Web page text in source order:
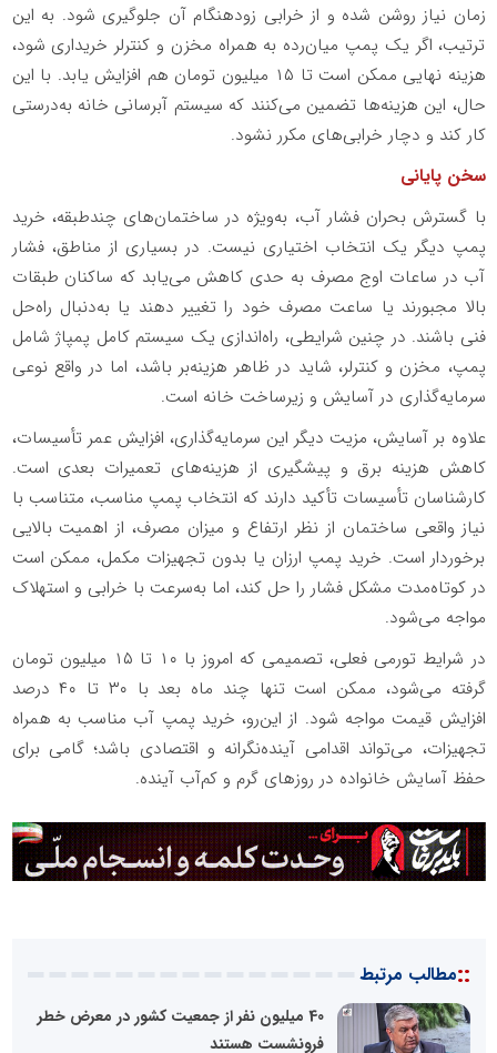
زمان نیاز روشن شده و از خرابی زودهنگام آن جلوگیری شود. به این
ترتیب، اگر یک پمپ میان‌رده به همراه مخزن و کنترلر خریداری شود،
هزینه نهایی ممکن است تا ۱۵ میلیون تومان هم افزایش یابد. با این
حال، این هزینه‌ها تضمین می‌کنند که سیستم آبرسانی خانه به‌درستی
کار کند و دچار خرابی‌های مکرر نشود.
سخن پایانی
با گسترش بحران فشار آب، به‌ویژه در ساختمان‌های چندطبقه، خرید
پمپ دیگر یک انتخاب اختیاری نیست. در بسیاری از مناطق، فشار
آب در ساعات اوج مصرف به حدی کاهش می‌یابد که ساکنان طبقات
بالا مجبورند یا ساعت مصرف خود را تغییر دهند یا به‌دنبال راه‌حل
فنی باشند. در چنین شرایطی، راه‌اندازی یک سیستم کامل پمپاژ شامل
پمپ، مخزن و کنترلر، شاید در ظاهر هزینه‌بر باشد، اما در واقع نوعی
سرمایه‌گذاری در آسایش و زیرساخت خانه است.
علاوه بر آسایش، مزیت دیگر این سرمایه‌گذاری، افزایش عمر تأسیسات،
کاهش هزینه برق و پیشگیری از هزینه‌های تعمیرات بعدی است.
کارشناسان تأسیسات تأکید دارند که انتخاب پمپ مناسب، متناسب با
نیاز واقعی ساختمان از نظر ارتفاع و میزان مصرف، از اهمیت بالایی
برخوردار است. خرید پمپ ارزان یا بدون تجهیزات مکمل، ممکن است
در کوتاه‌مدت مشکل فشار را حل کند، اما به‌سرعت با خرابی و استهلاک
مواجه می‌شود.
در شرایط تورمی فعلی، تصمیمی که امروز با ۱۰ تا ۱۵ میلیون تومان
گرفته می‌شود، ممکن است تنها چند ماه بعد با ۳۰ تا ۴۰ درصد
افزایش قیمت مواجه شود. از این‌رو، خرید پمپ آب مناسب به همراه
تجهیزات، می‌تواند اقدامی آینده‌نگرانه و اقتصادی باشد؛ گامی برای
حفظ آسایش خانواده در روزهای گرم و کم‌آب آینده.
::مطالب مرتبط
40 میلیون نفر از جمعیت کشور در معرض خطر
فرونشست هستند